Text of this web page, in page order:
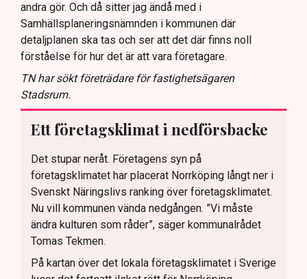
andra gör. Och då sitter jag ändå med i
Samhällsplaneringsnämnden i kommunen där
detaljplanen ska tas och ser att det där finns noll
förståelse för hur det är att vara företagare.
TN har sökt företrädare för fastighetsägaren
Stadsrum.
Ett företagsklimat i nedförsbacke
Det stupar neråt. Företagens syn på
företagsklimatet har placerat Norrköping långt ner i
Svenskt Näringslivs ranking över företagsklimatet.
Nu vill kommunen vända nedgången. ”Vi måste
ändra kulturen som råder”, säger kommunalrådet
Tomas Tekmen.
På kartan över det lokala företagsklimatet i Sverige